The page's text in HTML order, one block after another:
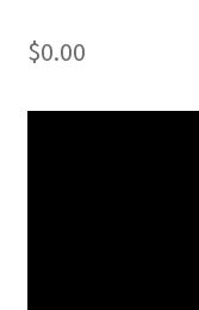
$0.00